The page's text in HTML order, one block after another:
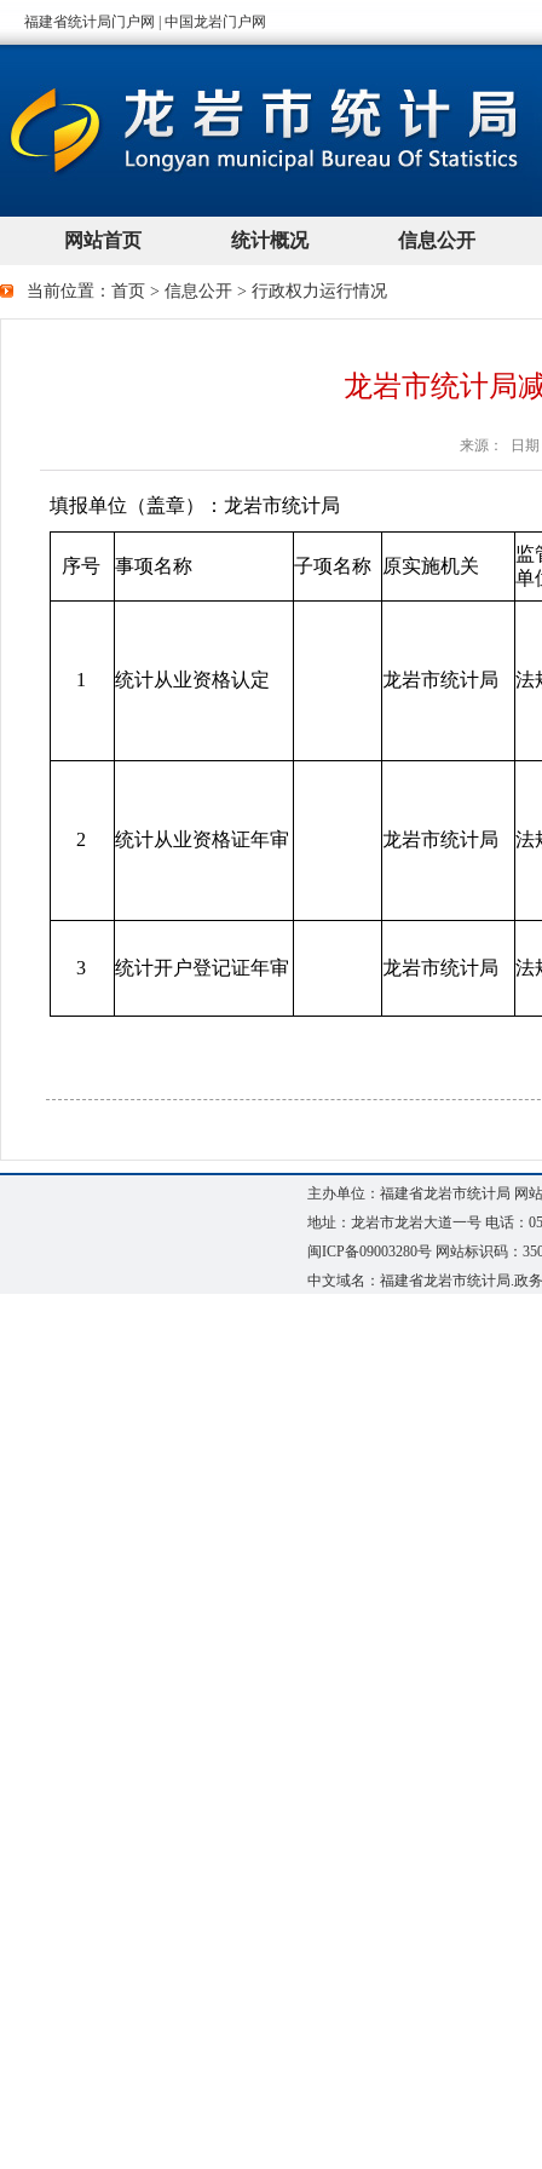
当前位置： 首页 > 信息公开 > 行政权力运行情况
龙岩市统计局
来源： 日期
填报单位（盖章）：龙岩市统计局
序号 事项名称 子项名称 原实施机关
监
单
1 统计从业资格认定 龙岩市统计局 法
2 统计从业资格证年审 龙岩市统计局 法
3 统计开户登记证年审 龙岩市统计局 法